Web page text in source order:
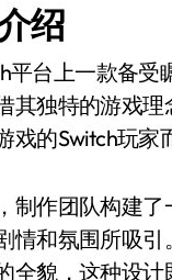
绍
平台上一款备受
其独特的游戏
戏的Switch玩家
制作团队构建
情和氛围所吸
全貌，这种设计